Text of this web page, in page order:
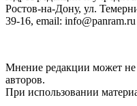
Ростов-на-Дону, ул.
39-16, email: info@panram.ru
Мнение редакции может не
авторов.
При использовании